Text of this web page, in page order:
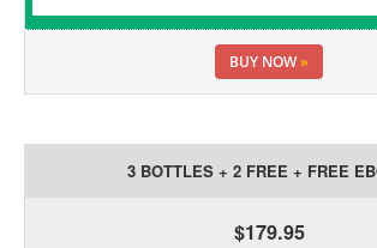
BUY NOW»
3 BOTTLES + 2 FREE + FREE
$179.95